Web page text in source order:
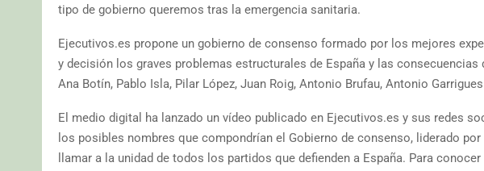
tipo de gobierno queremos tras la emergencia sanitaria.
Ejecutivos.es propone un gobierno de consenso formado por los mejores
y decisión los graves problemas estructurales de España y las
Ana Botín, Pablo Isla, Pilar López, Juan Roig, Antonio Brufau, Antonio
El medio digital ha lanzado un vídeo publicado en Ejecutivos.es y sus redes
los posibles nombres que compondrían el Gobierno de consenso, liderado
llamar a la unidad de todos los partidos que defienden a España. Para